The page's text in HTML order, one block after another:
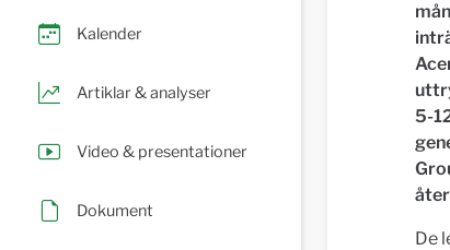
Kalender
Artiklar & analyser
Video & presentationer
Dokument
5-
De